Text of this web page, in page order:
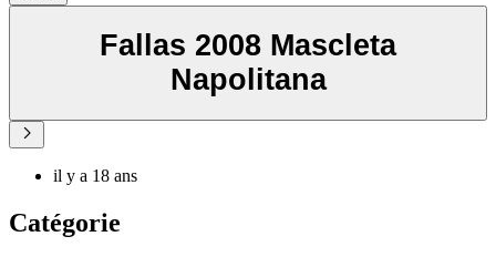
Fallas 2008 Mascleta
Napolitana
il y a 18 ans
Catégorie